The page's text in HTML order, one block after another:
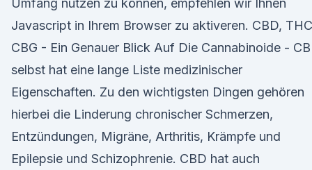
Umfang nutzen zu können, empfehlen wir Ihnen
Javascript in Ihrem Browser zu aktiveren. CBD,
CBG - Ein Genauer Blick Auf Die Cannabinoide -
selbst hat eine lange Liste medizinischer
Eigenschaften. Zu den wichtigsten Dingen gehören
hierbei die Linderung chronischer Schmerzen,
Entzündungen, Migräne, Arthritis, Krämpfe und
Epilepsie und Schizophrenie. CBD hat auch